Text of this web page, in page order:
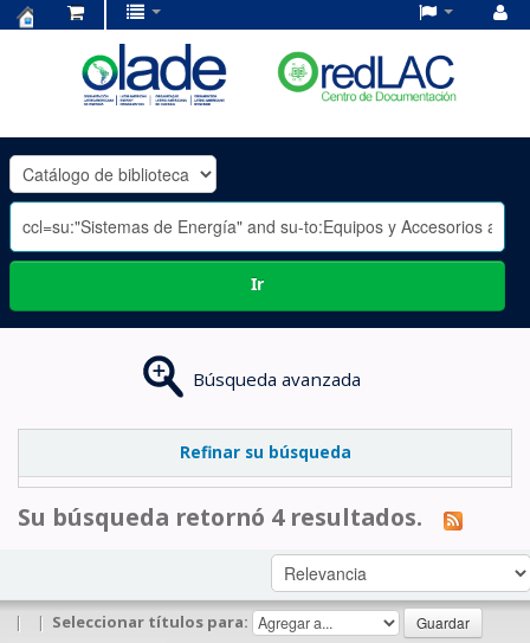
OLADE
-
Ir
Búsqueda avanzada
Refinar su búsqueda
Su búsqueda retornó 4 resultados.
| | Seleccionar títulos para: